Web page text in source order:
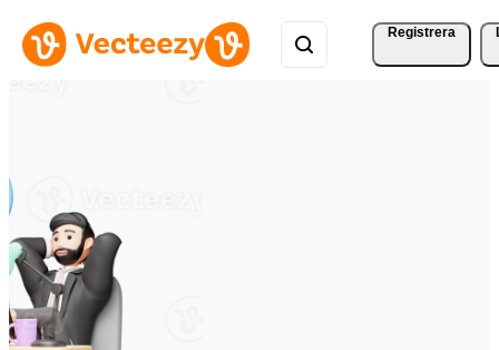
Registrera